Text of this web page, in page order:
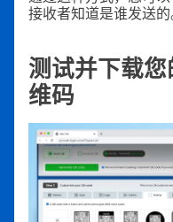
接收者知道是谁发送的
测试并下载
维码